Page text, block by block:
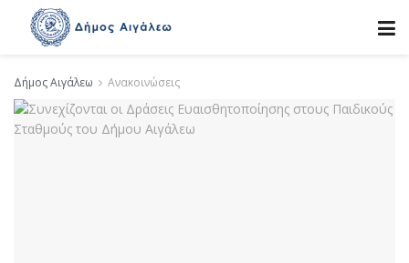
Δήμος Αιγάλεω Ανακοινώσεις